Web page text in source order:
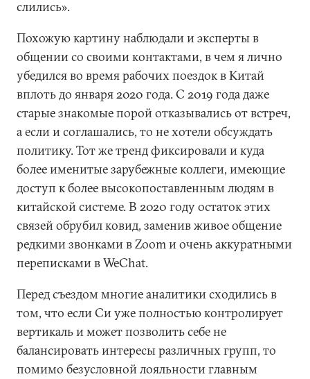
слились».
Похожую картину наблюдали и эксперты в
общении со своими контактами, в чем я лично
убедился во время рабочих поездок в Китай
вплоть до января 2020 года. С 2019 года даже
старые знакомые порой отказывались от встреч,
а если и соглашались, то не хотели обсуждать
политику. Тот же тренд фиксировали и куда
более именитые зарубежные коллеги, имеющие
доступ к более высокопоставленным людям в
китайской системе. В 2020 году остаток этих
связей обрубил ковид, заменив живое общение
редкими звонками в Zoom и очень аккуратными
переписками в WeChat.
Перед съездом многие аналитики сходились в
том, что если Си уже полностью контролирует
вертикаль и может позволить себе не
балансировать интересы различных групп, то
помимо безусловной лояльности главным